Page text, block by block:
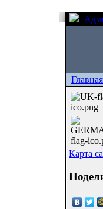
| Главная
Карта